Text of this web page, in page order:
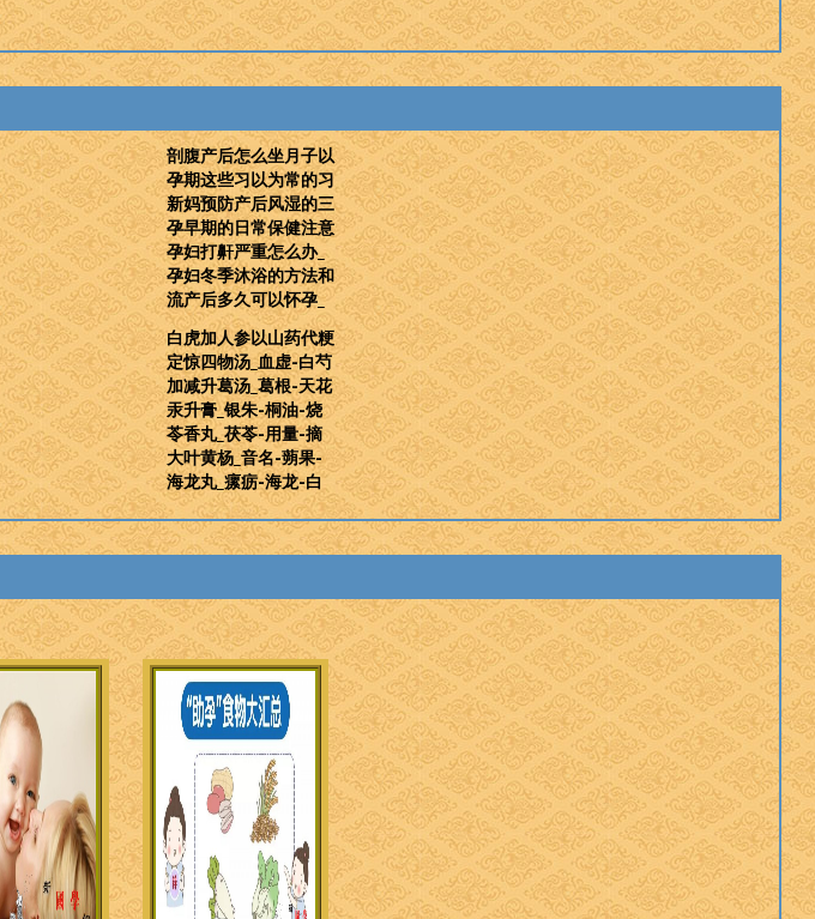
剖腹产后怎么坐月子以
孕期这些习以为常的习
新妈预防产后风湿的三
孕早期的日常保健注意
孕妇打鼾严重怎么办_
孕妇冬季沐浴的方法和
流产后多久可以怀孕_
白虎加人参以山药代粳
定惊四物汤_血虚-白芍
加减升葛汤_葛根-天花
汞升膏_银朱-桐油-烧
苓香丸_茯苓-用量-摘
大叶黄杨_音名-蒴果-
海龙丸_瘰疬-海龙-白